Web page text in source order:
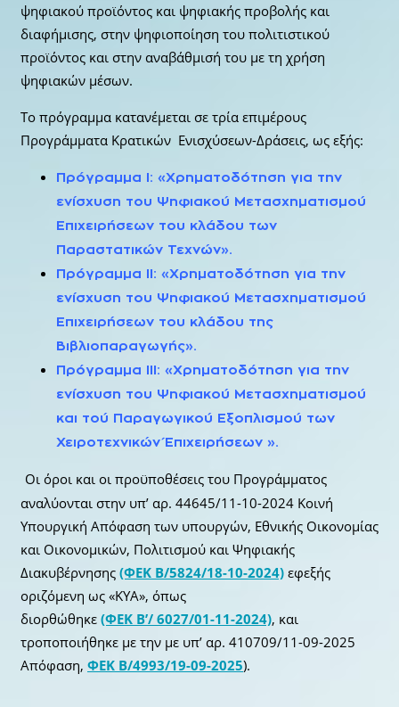
ψηφιακού προϊόντος και ψηφιακής προβολής και
διαφήμισης, στην ψηφιοποίηση του πολιτιστικού
προϊόντος και στην αναβάθμισή του με τη χρήση
ψηφιακών μέσων.
Το πρόγραμμα κατανέμεται σε τρία επιμέρους
Προγράμματα Κρατικών Ενισχύσεων-Δράσεις, ως εξής:
Πρόγραμμα Ι: «Χρηματοδότηση για την
ενίσχυση του Ψηφιακού Μετασχηματισμού
Επιχειρήσεων του κλάδου των
Παραστατικών Τεχνών».
Πρόγραμμα ΙΙ: «Χρηματοδότηση για την
ενίσχυση του Ψηφιακού Μετασχηματισμού
Επιχειρήσεων του κλάδου της
Βιβλιοπαραγωγής».
Πρόγραμμα ΙΙΙ: «Χρηματοδότηση για την
ενίσχυση του Ψηφιακού Μετασχηματισμού
και τού Παραγωγικού Εξοπλισμού των
Χειροτεχνικών Έπιχειρήσεων ».
Οι όροι και οι προϋποθέσεις του Προγράμματος
αναλύονται στην υπ’ αρ. 44645/11-10-2024 Κοινή
Υπουργική Απόφαση των υπουργών, Εθνικής Οικονομίας
και Οικονομικών, Πολιτισμού και Ψηφιακής
Διακυβέρνησης (ΦΕΚ Β/5824/18-10-2024) εφεξής
οριζόμενη ως «ΚΥΑ», όπως
διορθώθηκε (ΦΕΚ B’/ 6027/01-11-2024), και
τροποποιήθηκε με την με υπ’ αρ. 410709/11-09-2025
Απόφαση, ΦΕΚ Β/4993/19-09-2025).